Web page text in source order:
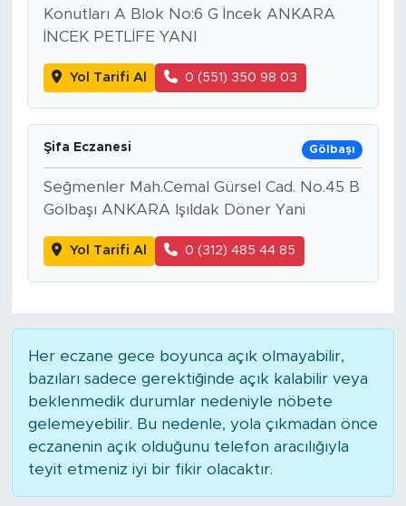
Konutları A Blok No:6 G İncek ANKARA
İNCEK PETLİFE YANI
Yol Tarifi Al 0 (551) 350 98 03
Şifa Eczanesi Gölbaşı
Seğmenler Mah.Cemal Gürsel Cad. No.45 B
Gölbaşı ANKARA Işıldak Döner Yani
Yol Tarifi Al 0 (312) 485 44 85
Her eczane gece boyunca açık olmayabilir,
bazıları sadece gerektiğinde açık kalabilir veya
beklenmedik durumlar nedeniyle nöbete
gelemeyebilir. Bu nedenle, yola çıkmadan önce
eczanenin açık olduğunu telefon aracılığıyla
teyit etmeniz iyi bir fikir olacaktır.
Magazin
Dünya
Sektör